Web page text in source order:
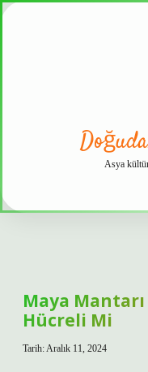
Asya
Maya
Hücreli Mi
Tarih: Aralık 11, 2024